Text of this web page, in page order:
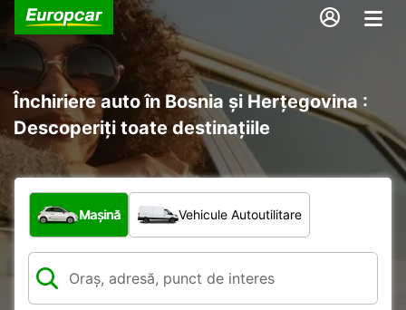
Închiriere auto în Bosnia și Herțegovina :
Descoperiți toate destinațiile
Ce tip de vehicul?
Mașină Vehicule Autoutilitare